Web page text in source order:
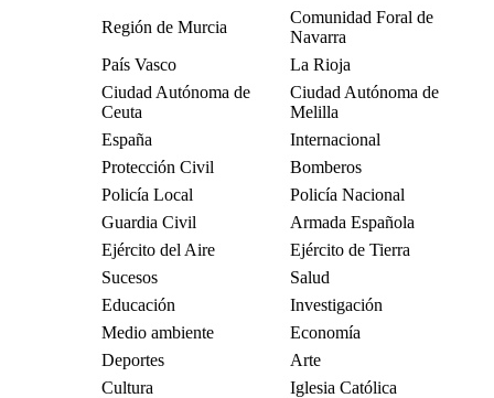
Región de Murcia
Comunidad Foral de
Navarra
País Vasco
La Rioja
Ciudad Autónoma de
Ceuta
Ciudad Autónoma de
Melilla
España
Internacional
Protección Civil
Bomberos
Policía Local
Policía Nacional
Guardia Civil
Armada Española
Ejército del Aire
Ejército de Tierra
Sucesos
Salud
Educación
Investigación
Medio ambiente
Economía
Deportes
Arte
Cultura
Iglesia Católica